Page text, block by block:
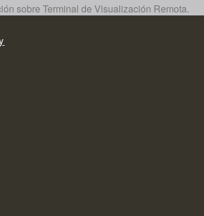
sobre Terminal de Visualización Remota.